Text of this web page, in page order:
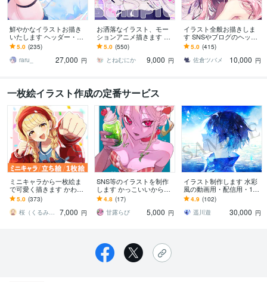
鮮やかなイラストお描き
いたします ヘッダー・サ
ムネイル・歌ってみた・
配信・グッズ・VTuber
5.0 (235)
raru_
27,000 円
お洒落なイラスト、モー
ションアニメ描きます 無
料修正3回で安心⊿配信や
挿絵や似顔絵等にも
5.0 (550)
とねむにか
9,000 円
イラスト全般お描きしま
す SNSやブログのヘッダ
ー、動画用の1枚絵、立ち
絵等に！
5.0 (415)
佐倉ツバメ
10,000 円
一枚絵イラスト作成の定番サービス
ミニキャラから一枚絵ま
で可愛く描きます かわい
く華やかな女の子イラス
トが得意です。
5.0 (373)
桜（くるみ委員会）
7,000 円
SNS等のイラストを制作
します かっこいいから可
愛いまで！目を惹くよう
なイラストを描きます！
4.8 (17)
甘露らび
5,000 円
イラスト制作します 水彩
風の動画用・配信用・1枚
絵等幅広いイラストを描
きます
4.9 (102)
遥川遊
30,000 円